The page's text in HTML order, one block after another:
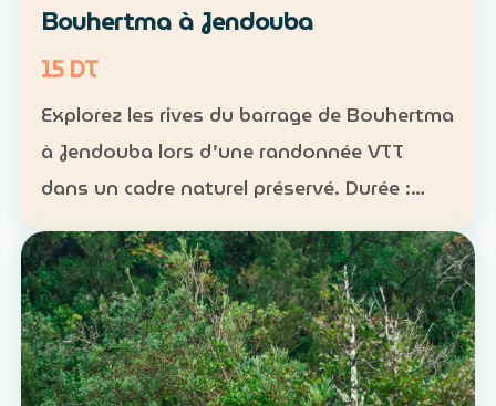
Bouhertma à Jendouba
15 DT
Explorez les rives du barrage de Bouhertma
à Jendouba lors d’une randonnée VTT
dans un cadre naturel préservé. Durée :
environ 1 h à 1 h 30 Niveau : intermédiaire
Groupe : de 5 à 16 participants Tarif : 15 DT
par perso…